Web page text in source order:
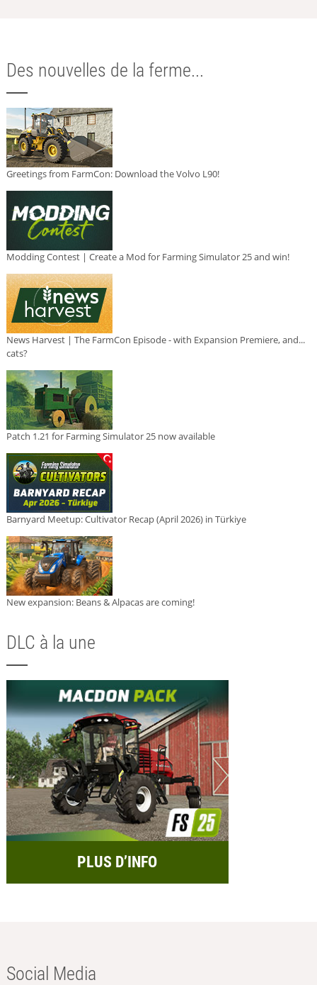
Des nouvelles de la ferme...
Greetings from FarmCon: Download the Volvo L90!
Modding Contest | Create a Mod for Farming Simulator 25 and win!
News Harvest | The FarmCon Episode - with Expansion Premiere, and...
cats?
Patch 1.21 for Farming Simulator 25 now available
Barnyard Meetup: Cultivator Recap (April 2026) in Türkiye
New expansion: Beans & Alpacas are coming!
DLC à la une
PLUS D’INFO
Social Media